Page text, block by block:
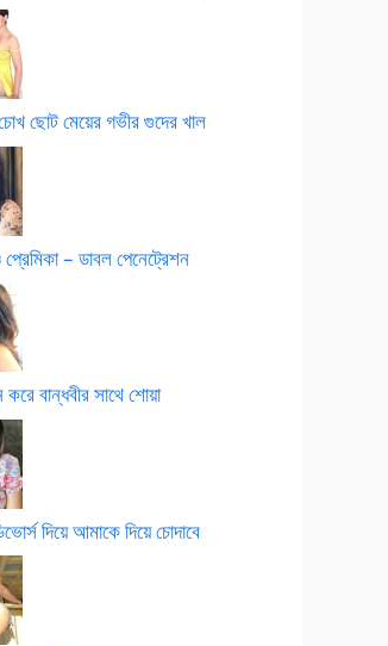
ছোট মেয়ের গভীর গুদের খাল
– ডাবল পেনেট্রেশন
বান্ধবীর সাথে শোয়া
দিয়ে আমাকে দিয়ে চোদাবে